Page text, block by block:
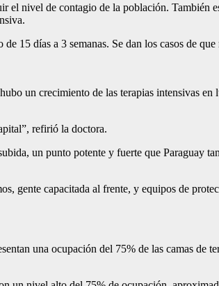
el nivel de contagio de la población. También
15 días a 3 semanas. Se dan los casos de
un crecimiento de las terapias intensivas en
refirió la doctora.
un punto potente y fuerte que Paraguay
gente capacitada al frente, y equipos de
una ocupación del 75% de las camas de